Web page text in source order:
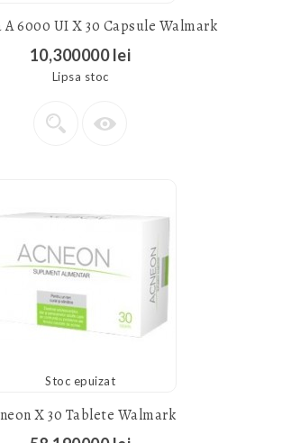
6000 UI X 30 Capsule Walmark
10,300000 lei
Lipsa stoc
Stoc epuizat
X 30 Tablete Walmark